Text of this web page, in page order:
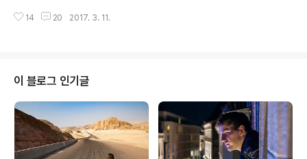
리를 픽업하러 호텔까지 왔었다. 남편은 마라톤에 참여하
피소드로 이야기 보따리를 풀어 가 볼까한다. 며칠전에 남
을 던졌다. 필자의 대답은 요즘 하군상이 출연한 드라마를
즐겨 본다고 말을 했더니, 하군상이 누구냐는 질문에 이미
지 사진을 보내 주었다. 사진을 보더니 딸이 한다는 말이 참
웃겼다.. "엄마..이 사람..이홍기 닮았잖아!" 하하하하 뭐...
이홍기를 닮았다고? 하하하.. 웃고 말았다..정말 닮지..
14 20 2017. 3. 11.
이 블로그 인기글